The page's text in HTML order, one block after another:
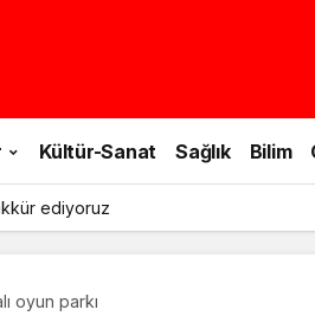
Kültür-Sanat Sağlık Bilim
ediyoruz
oyun parkı